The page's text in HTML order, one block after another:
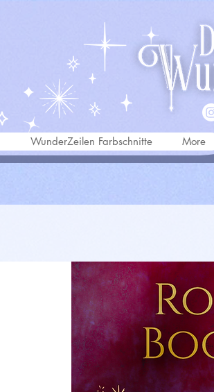
WunderZeilen Farbschnitte More